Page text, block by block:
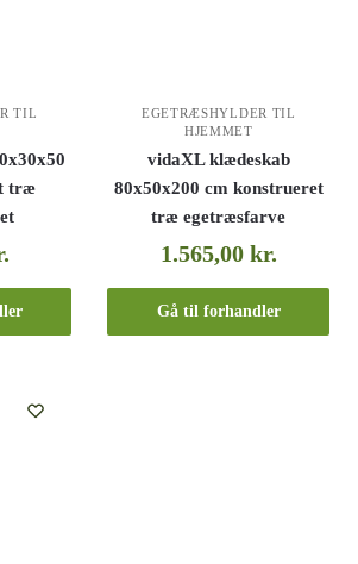
TIL
træ
EGETRÆSHYLDER TIL
HJEMMET
vidaXL klædeskab
80x50x200 cm konstrueret
træ egetræsfarve
1.565,00 kr.
Gå til forhandler